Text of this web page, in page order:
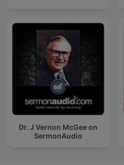
Dr. J Vernon McGee on
SermonAudio